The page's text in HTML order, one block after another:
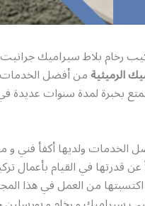
رخام بلاط سيراميك
الرميثيةمن أفضل
بخبرة لمدة سنوات عديدة
الخدمات ولديها أكفأ فني و
عن قدرتها في القيام بأعمال
من العمل في هذا